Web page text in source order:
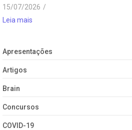
15/07/2026 /
Leia mais
Apresentações
Artigos
Brain
Concursos
COVID-19